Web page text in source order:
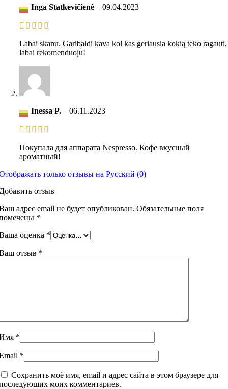
Inga Statkevičienė – 09.04.2023
Labai skanu. Garibaldi kava kol kas geriausia kokią teko ragauti,
labai rekomenduoju!
Inessa P. – 06.11.2023
Покупала для аппарата Nespresso. Кофе вкусный
ароматный!
только отзывы на Русский (0)
отзыв
адрес email не будет опубликован. Обязательные поля
*
оценка *
отзыв *
*
*
Сохранить моё имя, email и адрес сайта в этом браузере для
моих комментариев.